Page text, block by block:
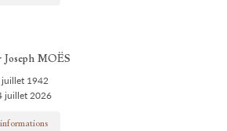
Joseph MOËS
1942
juillet 2026